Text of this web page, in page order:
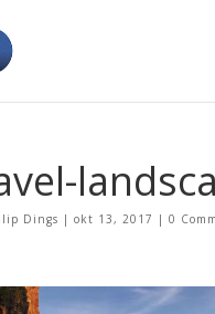
Dings |okt 13, 2017 |0